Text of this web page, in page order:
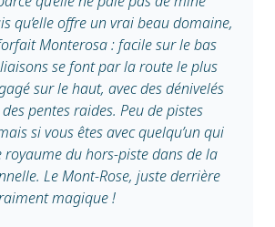
qu’elle offre un vrai beau domaine,
Monterosa : facile sur le bas
se font par la route le plus
sur le haut, avec des dénivelés
pentes raides. Peu de pistes
si vous êtes avec quelqu’un qui
royaume du hors-piste dans de la
Le Mont-Rose, juste derrière
magique !